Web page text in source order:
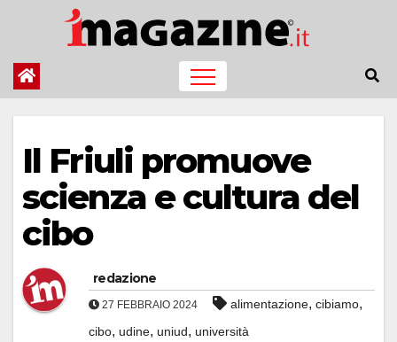
contenuto
Il Friuli promuove
scienza e cultura del
cibo
redazione
27 FEBBRAIO 2024 alimentazione, cibiamo,
cibo, udine, uniud, università